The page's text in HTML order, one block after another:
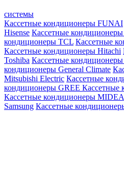
системы
Кассетные кондиционеры FUNAI
Hisense Кассетные
кондиционеры TCL Кассетные
Кассетные кондиционеры Hitachi
Toshiba Кассетные
кондиционеры General Climate
Mitsubishi Electric Кассетные
кондиционеры GREE Кассетные
Кассетные кондиционеры MIDEA
Samsung Кассетные